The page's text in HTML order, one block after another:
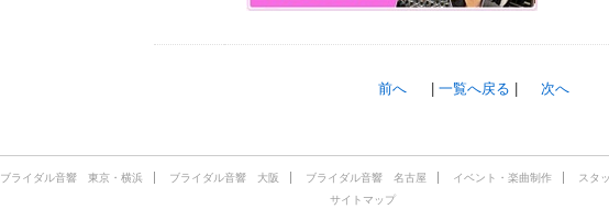
前へ 一覧へ戻る 次へ
ブライダル音響 東京・横浜 ブライダル音響 大阪 ブライダル音響 名古屋 イベント・楽曲制作
スタ
サイトマップ